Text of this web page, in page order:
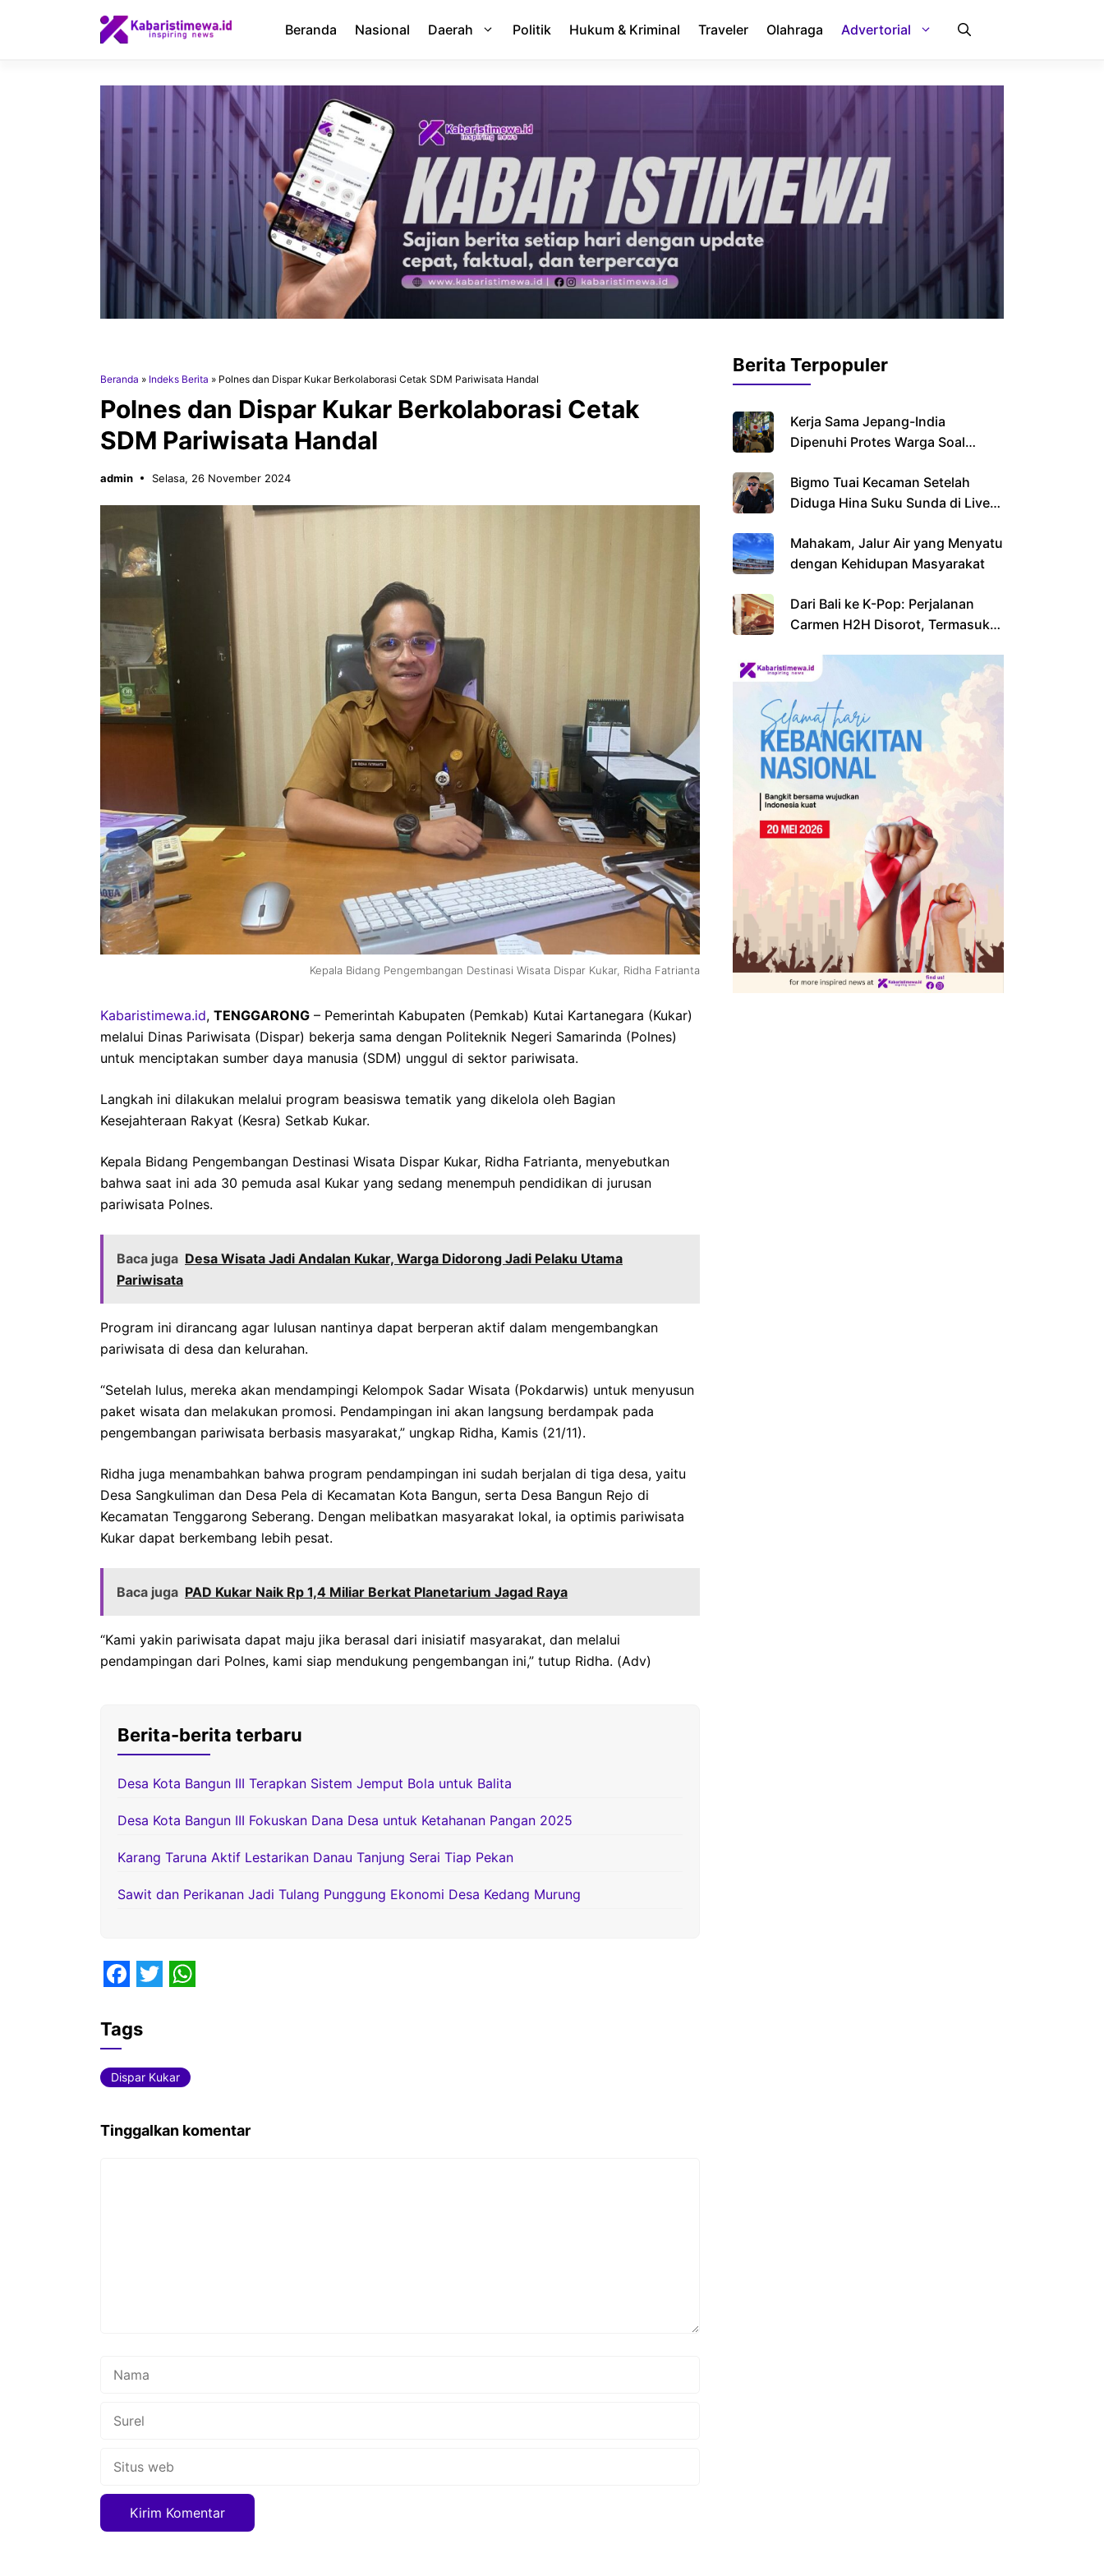
Beranda Nasional Daerah Politik Hukum & Kriminal Traveler Olahraga Advertorial
Beranda » Indeks Berita » Polnes dan Dispar Kukar Berkolaborasi Cetak SDM Pariwisata Handal
Polnes dan Dispar Kukar Berkolaborasi Cetak
SDM Pariwisata Handal
admin Selasa, 26 November 2024
Kepala Bidang Pengembangan Destinasi Wisata Dispar Kukar, Ridha Fatrianta
Kabaristimewa.id, TENGGARONG – Pemerintah Kabupaten (Pemkab) Kutai Kartanegara (Kukar)
melalui Dinas Pariwisata (Dispar) bekerja sama dengan Politeknik Negeri Samarinda (Polnes)
untuk menciptakan sumber daya manusia (SDM) unggul di sektor pariwisata.
Langkah ini dilakukan melalui program beasiswa tematik yang dikelola oleh Bagian
Kesejahteraan Rakyat (Kesra) Setkab Kukar.
Kepala Bidang Pengembangan Destinasi Wisata Dispar Kukar, Ridha Fatrianta, menyebutkan
bahwa saat ini ada 30 pemuda asal Kukar yang sedang menempuh pendidikan di jurusan
pariwisata Polnes.
Baca juga Desa Wisata Jadi Andalan Kukar, Warga Didorong Jadi Pelaku Utama
Pariwisata
Program ini dirancang agar lulusan nantinya dapat berperan aktif dalam mengembangkan
pariwisata di desa dan kelurahan.
“Setelah lulus, mereka akan mendampingi Kelompok Sadar Wisata (Pokdarwis) untuk menyusun
paket wisata dan melakukan promosi. Pendampingan ini akan langsung berdampak pada
pengembangan pariwisata berbasis masyarakat,” ungkap Ridha, Kamis (21/11).
Ridha juga menambahkan bahwa program pendampingan ini sudah berjalan di tiga desa, yaitu
Desa Sangkuliman dan Desa Pela di Kecamatan Kota Bangun, serta Desa Bangun Rejo di
Kecamatan Tenggarong Seberang. Dengan melibatkan masyarakat lokal, ia optimis pariwisata
Kukar dapat berkembang lebih pesat.
Baca juga PAD Kukar Naik Rp 1,4 Miliar Berkat Planetarium Jagad Raya
“Kami yakin pariwisata dapat maju jika berasal dari inisiatif masyarakat, dan melalui
pendampingan dari Polnes, kami siap mendukung pengembangan ini,” tutup Ridha. (Adv)
Berita-berita terbaru
Desa Kota Bangun III Terapkan Sistem Jemput Bola untuk Balita
Desa Kota Bangun III Fokuskan Dana Desa untuk Ketahanan Pangan 2025
Karang Taruna Aktif Lestarikan Danau Tanjung Serai Tiap Pekan
Sawit dan Perikanan Jadi Tulang Punggung Ekonomi Desa Kedang Murung
a
c
e
o
w
t
e
t
A
Tags
Dispar Kukar
Tinggalkan komentar
Berita Terpopuler
Kerja Sama Jepang-India
Dipenuhi Protes Warga Soal
Bigmo Tuai Kecaman Setelah
Diduga Hina Suku Sunda di Live
Mahakam, Jalur Air yang Menyatu
dengan Kehidupan Masyarakat
Dari Bali ke K-Pop: Perjalanan
Carmen H2H Disorot, Termasuk